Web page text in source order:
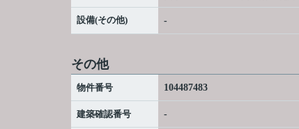
設備(その他) -
その他
物件番号 104487483
建築確認番号 -